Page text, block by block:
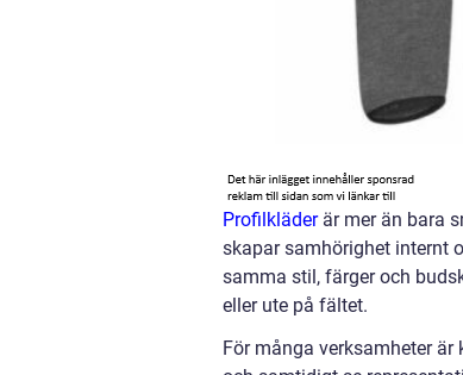
Profilkläderär mer än bara
skapar samhörighet internt
samma stil, färger och
eller ute på fältet.
För många verksamheter